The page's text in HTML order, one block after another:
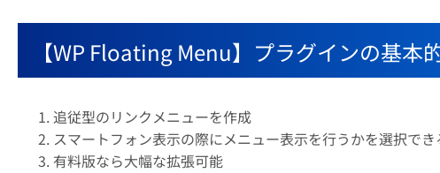
【WP Floating Menu】プラグインの基本
追従型のリンクメニューを作成
スマートフォン表示の際にメニュー表示を行うかを選択で
有料版なら大幅な拡張可能